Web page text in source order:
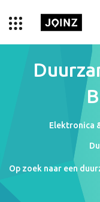
Elektronica
Op zoek naar een
hier je duurzame
powerbank is een